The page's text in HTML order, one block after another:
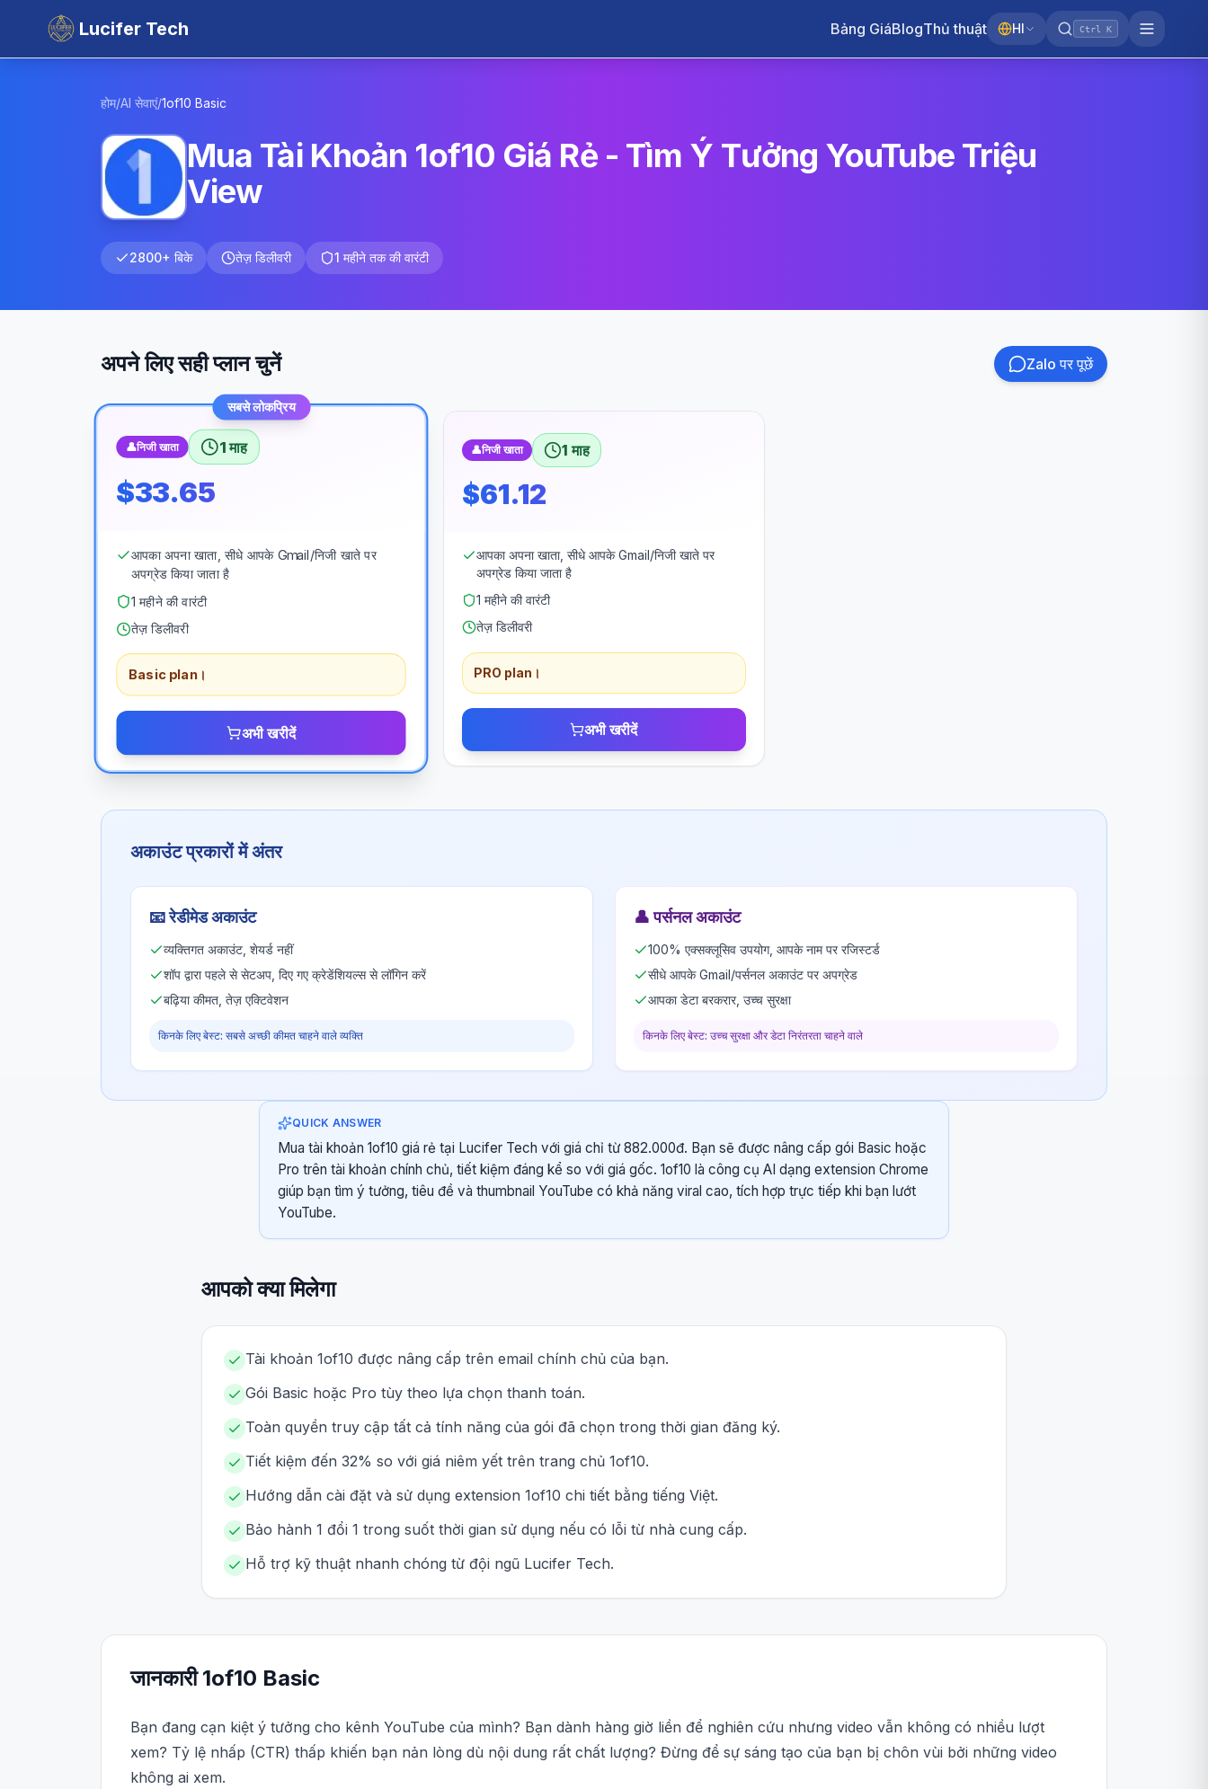
Lucifer Tech Bảng GiáBlogThủ thuật HI Ctrl K
होम/AI सेवाएं/1of10 Basic
Mua Tài Khoản 1of10 Giá Rẻ - Tìm Ý Tưởng YouTube Triệu
View
2800+ बिके तेज़ डिलीवरी 1 महीने तक की वारंटी
अपने लिए सही प्लान चुनें Zalo पर पूछें
सबसे लोकप्रिय
👤निजी खाता 1 माह
$33.65
आपका अपना खाता, सीधे आपके Gmail/निजी खाते पर
अपग्रेड किया जाता है
1 महीने की वारंटी
तेज़ डिलीवरी
Basic plan।
अभी खरीदें
👤निजी खाता 1 माह
$61.12
आपका अपना खाता, सीधे आपके Gmail/निजी खाते पर
अपग्रेड किया जाता है
1 महीने की वारंटी
तेज़ डिलीवरी
PRO plan।
अभी खरीदें
अकाउंट प्रकारों में अंतर
📧रेडीमेड अकाउंट
व्यक्तिगत अकाउंट, शेयर्ड नहीं
शॉप द्वारा पहले से सेटअप, दिए गए क्रेडेंशियल्स से लॉगिन करें
बढ़िया कीमत, तेज़ एक्टिवेशन
किनके लिए बेस्ट: सबसे अच्छी कीमत चाहने वाले व्यक्ति
👤पर्सनल अकाउंट
100% एक्सक्लूसिव उपयोग, आपके नाम पर रजिस्टर्ड
सीधे आपके Gmail/पर्सनल अकाउंट पर अपग्रेड
आपका डेटा बरकरार, उच्च सुरक्षा
किनके लिए बेस्ट: उच्च सुरक्षा और डेटा निरंतरता चाहने वाले
QUICK ANSWER
Mua tài khoản 1of10 giá rẻ tại Lucifer Tech với giá chỉ từ 882.000đ. Bạn sẽ được nâng cấp gói Basic hoặc
Pro trên tài khoản chính chủ, tiết kiệm đáng kể so với giá gốc. 1of10 là công cụ AI dạng extension Chrome
giúp bạn tìm ý tưởng, tiêu đề và thumbnail YouTube có khả năng viral cao, tích hợp trực tiếp khi bạn lướt
YouTube.
आपको क्या मिलेगा
Tài khoản 1of10 được nâng cấp trên email chính chủ của bạn.
Gói Basic hoặc Pro tùy theo lựa chọn thanh toán.
Toàn quyền truy cập tất cả tính năng của gói đã chọn trong thời gian đăng ký.
Tiết kiệm đến 32% so với giá niêm yết trên trang chủ 1of10.
Hướng dẫn cài đặt và sử dụng extension 1of10 chi tiết bằng tiếng Việt.
Bảo hành 1 đổi 1 trong suốt thời gian sử dụng nếu có lỗi từ nhà cung cấp.
Hỗ trợ kỹ thuật nhanh chóng từ đội ngũ Lucifer Tech.
जानकारी 1of10 Basic
Bạn đang cạn kiệt ý tưởng cho kênh YouTube của mình? Bạn dành hàng giờ liền để nghiên cứu nhưng video vẫn không có nhiều lượt
xem? Tỷ lệ nhấp (CTR) thấp khiến bạn nản lòng dù nội dung rất chất lượng? Đừng để sự sáng tạo của bạn bị chôn vùi bởi những video
không ai xem.